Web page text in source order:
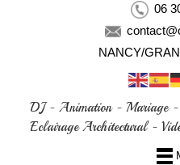
06
NANCY/
DJ - Animation - Mariage -
Eclairage Architectural -